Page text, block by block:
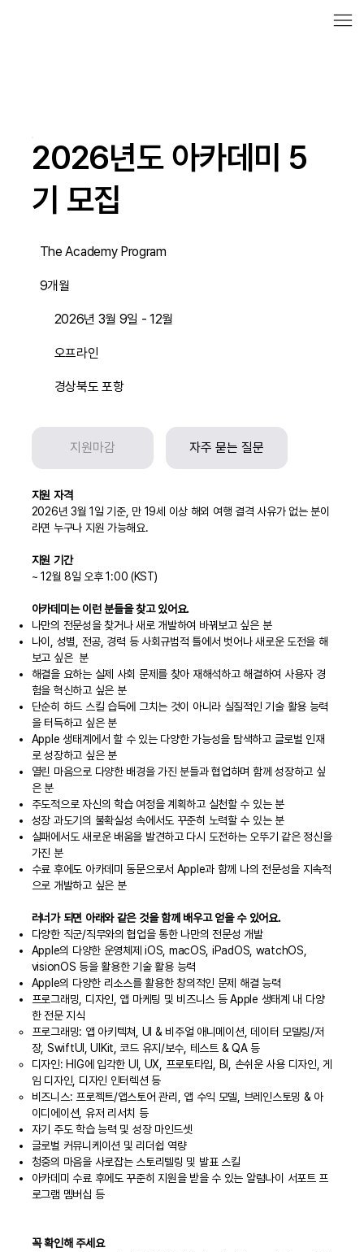
2026년도 아카데미 5
기 모집
The Academy Program
9개월
2026년 3월 9일 - 12월
오프라인
경상북도 포항
지원마감 자주 묻는 질문
지원 자격
2026년 3월 1일 기준, 만 19세 이상 해외 여행 결격 사유가 없는 분이
라면 누구나 지원 가능해요.
지원 기간
~ 12월 8일 오후 1:00 (KST)
아카데미는 이런 분들을 찾고 있어요.
나만의 전문성을 찾거나 새로 개발하여 바꿔보고 싶은 분
나이, 성별, 전공, 경력 등 사회규범적 틀에서 벗어나 새로운 도전을 해
보고 싶은 분
해결을 요하는 실제 사회 문제를 찾아 재해석하고 해결하여 사용자 경
험을 혁신하고 싶은 분
단순히 하드 스킬 습득에 그치는 것이 아니라 실질적인 기술 활용 능력
을 터득하고 싶은 분
Apple 생태계에서 할 수 있는 다양한 가능성을 탐색하고 글로벌 인재
로 성장하고 싶은 분
열린 마음으로 다양한 배경을 가진 분들과 협업하며 함께 성장하고 싶
은 분
주도적으로 자신의 학습 여정을 계획하고 실천할 수 있는 분
성장 과도기의 불확실성 속에서도 꾸준히 노력할 수 있는 분
실패에서도 새로운 배움을 발견하고 다시 도전하는 오뚜기 같은 정신을
가진 분
수료 후에도 아카데미 동문으로서 Apple과 함께 나의 전문성을 지속적
으로 개발하고 싶은 분
러너가 되면 아래와 같은 것을 함께 배우고 얻을 수 있어요.
다양한 직군/직무와의 협업을 통한 나만의 전문성 개발
Apple의 다양한 운영체제 iOS, macOS, iPadOS, watchOS,
visionOS 등을 활용한 기술 활용 능력
Apple의 다양한 리소스를 활용한 창의적인 문제 해결 능력
프로그래밍, 디자인, 앱 마케팅 및 비즈니스 등 Apple 생태계 내 다양
한 전문 지식
프로그래밍: 앱 아키텍쳐, UI & 비주얼 애니메이션, 데이터 모델링/저
장, SwiftUI, UIKit, 코드 유지/보수, 테스트 & QA 등
디자인: HIG에 입각한 UI, UX, 프로토타입, BI, 손쉬운 사용 디자인, 게
임 디자인, 디자인 인터렉션 등
비즈니스: 프로젝트/앱스토어 관리, 앱 수익 모델, 브레인스토밍 & 아
이디에이션, 유저 리서치 등
자기 주도 학습 능력 및 성장 마인드셋
글로벌 커뮤니케이션 및 리더쉽 역량
청중의 마음을 사로잡는 스토리텔링 및 발표 스킬
아카데미 수료 후에도 꾸준히 지원을 받을 수 있는 알럼나이 서포트 프
로그램 멤버십 등
꼭 확인해 주세요